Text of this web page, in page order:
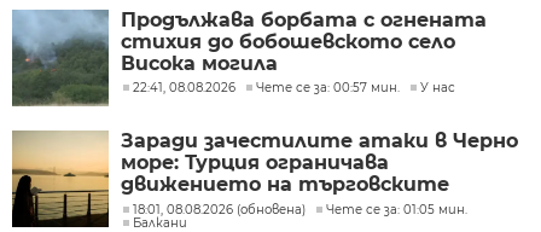
Продължава борбата с огнената
стихия до бобошевското село
Висока могила
22:41, 08.08.2026 Чете се за: 00:57 мин. У нас
Заради зачестилите атаки в Черно
море: Турция ограничава
движението на търговските
кораби
18:01, 08.08.2026 (обновена)
Чете се за: 01:05 мин.
Балкани